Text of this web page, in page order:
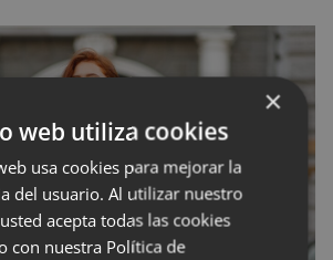
×
web utiliza cookies
usa cookies para mejorar la
del usuario. Al utilizar nuestro
acepta todas las cookies
con nuestra Política de